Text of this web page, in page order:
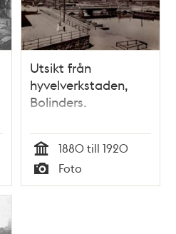
Utsikt från
hyvelverkstaden,
Bolinders.
Tid
1880 till 1920
Typ
Foto